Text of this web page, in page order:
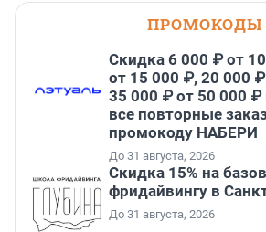
ПРОМОКОДЫ
Скидка 6 000 ₽ от
от 15 000 ₽, 20 000
35 000 ₽ от 50 000
все повторные
промокоду НАБЕРИ
До 31 августа, 2026
Скидка 15% на
фридайвингу в
До 31 августа, 2026